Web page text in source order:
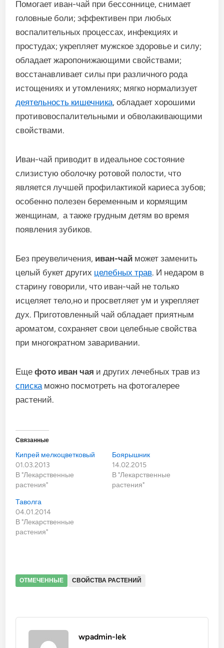
Помогает иван-чай при бессоннице, снимает
головные боли; эффективен при любых
воспалительных процессах, инфекциях и
простудах; укрепляет мужское здоровье и силу;
обладает жаропонижающими свойствами;
восстанавливает силы при различного рода
истощениях и утомлениях; мягко нормализует
деятельность кишечника, обладает хорошими
противовоспалительными и обволакивающими
свойствами.
Иван-чай приводит в идеальное состояние
слизистую оболочку ротовой полости, что
является лучшей профилактикой кариеса зубов;
особенно полезен беременным и кормящим
женщинам, а также грудным детям во время
появления зубиков.
Без преувеличения, иван-чай может заменить
целый букет других целебных трав. И недаром в
старину говорили, что иван-чай не только
исцеляет тело,но и просветляет ум и укрепляет
дух. Приготовленный чай обладает приятным
ароматом, сохраняет свои целебные свойства
при многократном заваривании.
Ещефото иван чая и других лечебных трав из
списка можно посмотреть на фотогалерее
растений.
Связанные
Кипрей мелкоцветковый
01.03.2013
В "Лекарственные
растения"
Боярышник
14.02.2015
В "Лекарственные
растения"
Таволга
04.01.2014
В "Лекарственные
растения"
ОТМЕЧЕННЫЕ СВОЙСТВА РАСТЕНИЙ
wpadmin-lek